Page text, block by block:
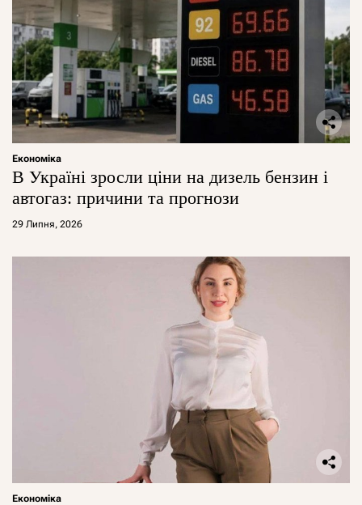
Економіка
В Україні зросли ціни на дизель бензин і
автогаз: причини та прогнози
29 Липня, 2026
Економіка